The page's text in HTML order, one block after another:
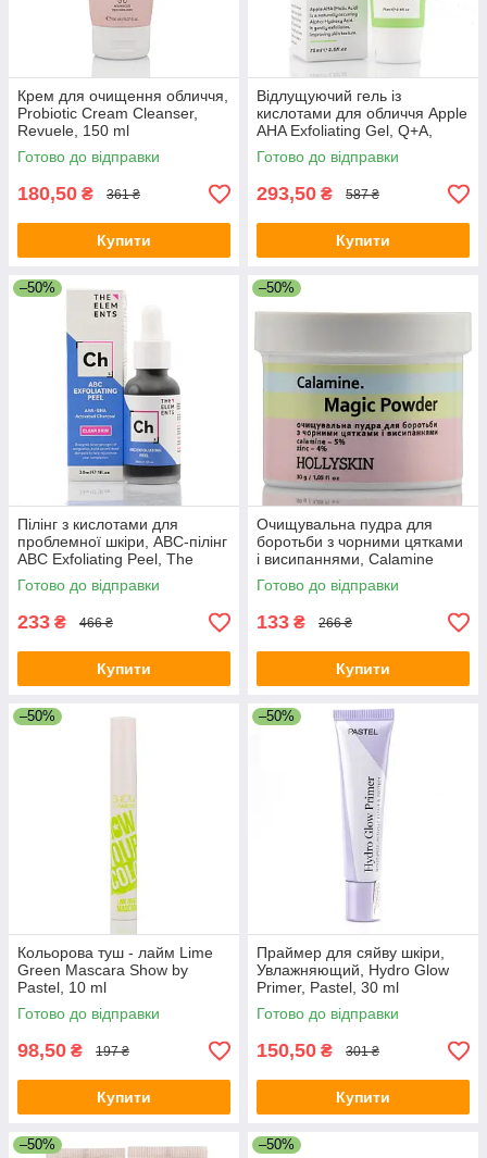
Крем для очищення обличчя,
Probiotic Cream Cleanser,
Revuele, 150 ml
Готово до відправки
180,50 ₴ 361 ₴
Купити
Відлущуючий гель із
кислотами для обличчя Apple
AHA Exfoliating Gel, Q+A,
75ml
Готово до відправки
293,50 ₴ 587 ₴
Купити
–50%
Пілінг з кислотами для
проблемної шкіри, ABC-пілінг
ABC Exfoliating Peel, The
Elements, 30ml
Готово до відправки
233 ₴ 466 ₴
Купити
–50%
Очищувальна пудра для
боротьби з чорними цятками
і висипаннями, Calamine
Magic Powder, Hollyskin, 30 г
Готово до відправки
133 ₴ 266 ₴
Купити
–50%
Кольорова туш - лайм Lime
Green Mascara Show by
Pastel, 10 ml
Готово до відправки
98,50 ₴ 197 ₴
Купити
–50%
Праймер для сяйву шкіри,
Увлажняющий, Hydro Glow
Primer, Pastel, 30 ml
Готово до відправки
150,50 ₴ 301 ₴
Купити
–50% –50%